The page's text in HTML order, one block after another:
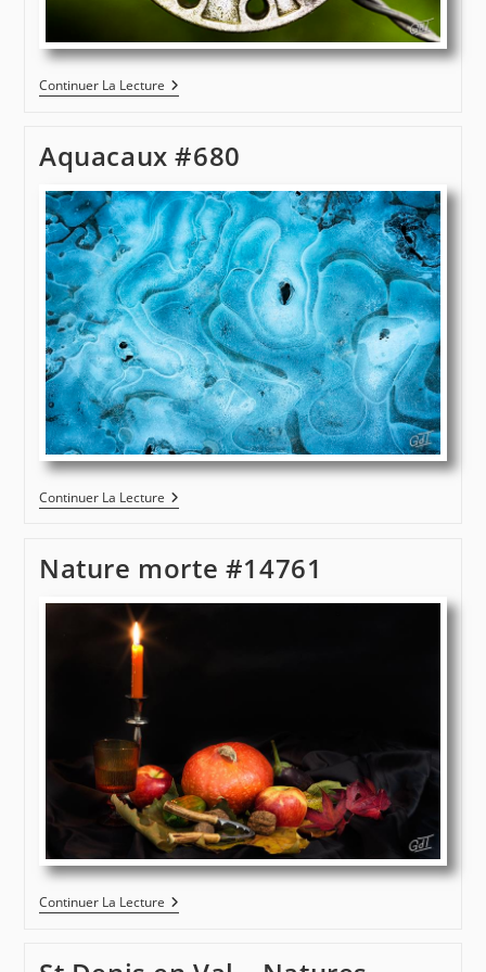
Continuer La LectureMontivilliers
#15149
Aquacaux #680
Continuer La LectureAquacaux
#680
Nature morte #14761
Continuer La LectureNature
Morte